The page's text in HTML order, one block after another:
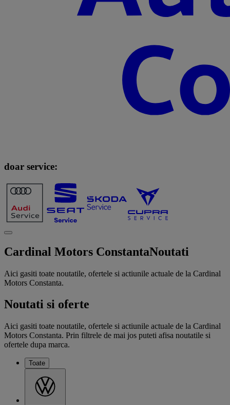
doar service:
Cardinal Motors ConstantaNoutati
Aici gasiti toate noutatile, ofertele si actiunile actuale de la Cardinal
Motors Constanta.
Noutati si oferte
Aici gasiti toate noutatile, ofertele si actiunile actuale de la Cardinal
Motors Constanta. Prin filtrele de mai jos puteti afisa noutatile si
ofertele dupa marca.
Toate